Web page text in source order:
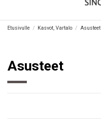
Etusivulle Kasvot, Vartalo Asusteet
Asusteet